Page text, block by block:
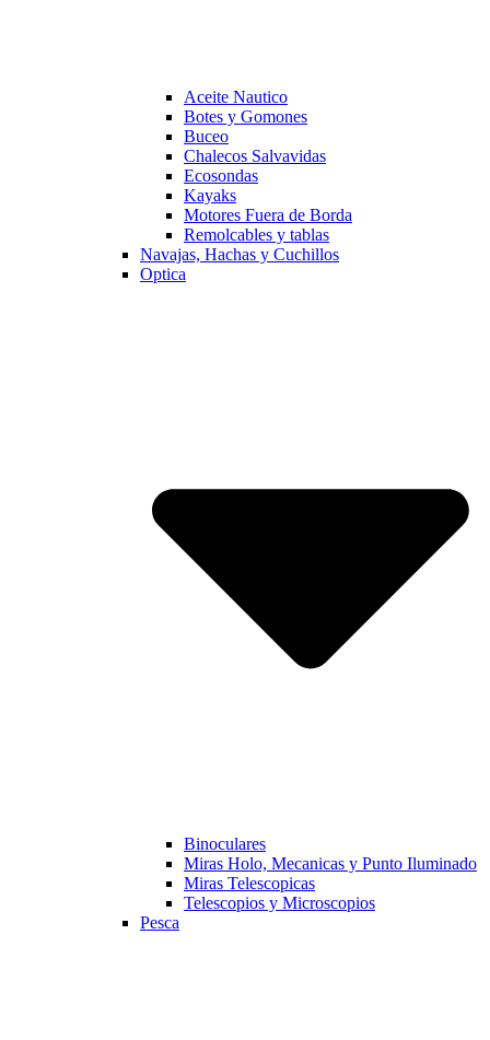
Aceite Nautico
Botes y Gomones
Buceo
Chalecos Salvavidas
Ecosondas
Kayaks
Motores Fuera de Borda
Remolcables y tablas
Navajas, Hachas y Cuchillos
Optica
Binoculares
Miras Holo, Mecanicas y Punto Iluminado
Miras Telescopicas
Telescopios y Microscopios
Pesca